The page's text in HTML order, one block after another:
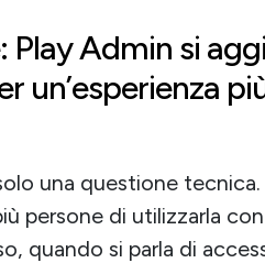
Admin si
un’esperienza
una questione
persone di utilizzarla
quando si parla di